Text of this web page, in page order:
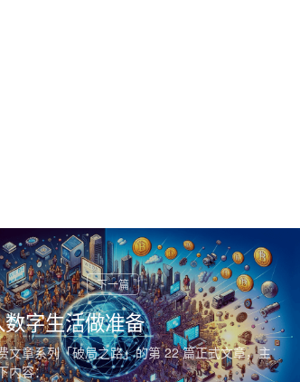
字生活做准备
文章系列「破局之路」的第 22 篇正式文章，主
内容：